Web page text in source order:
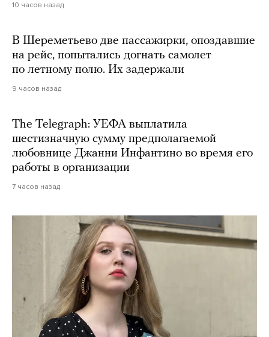
10 часов назад
В Шереметьево две пассажирки, опоздавшие
на рейс, попытались догнать самолет
по летному полю. Их задержали
9 часов назад
The Telegraph: УЕФА выплатила
шестизначную сумму предполагаемой
любовнице Джанни Инфантино во время его
работы в организации
7 часов назад